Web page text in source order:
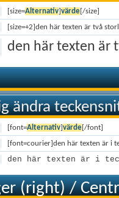
[size=Alternativ]värde[/size]
[size=+2]den här texten är två
den här texten är
ändra
[font=Alternativ]värde[/font]
[font=courier]den här texten är i
den här texten är i
(right) /